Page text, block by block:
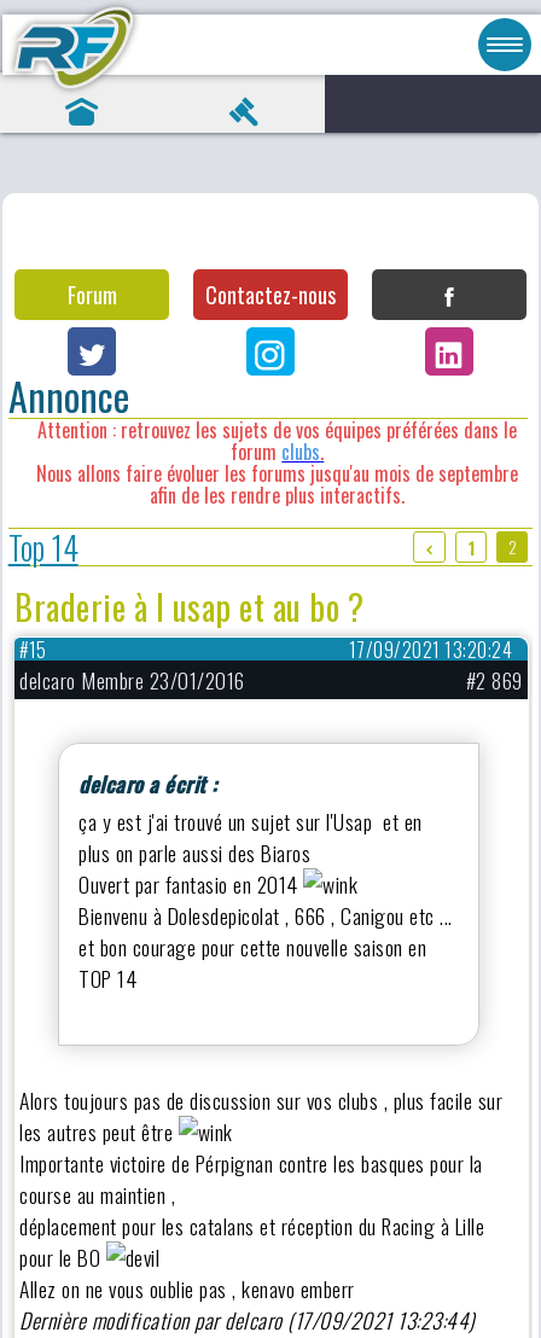
Forum Contactez-nous
Annonce
Attention : retrouvez les sujets de vos équipes préférées dans le
forum clubs.
Nous allons faire évoluer les forums jusqu'au mois de septembre
afin de les rendre plus interactifs.
Top 14 1 2
Braderie à l usap et au bo ?
17/09/2021 13:20:24
#15
delcaro Membre 23/01/2016 #2 869
delcaro a écrit :
ça y est j'ai trouvé un sujet sur l'Usap et en
plus on parle aussi des Biaros
Ouvert par fantasio en 2014
Bienvenu à Dolesdepicolat , 666 , Canigou etc ...
et bon courage pour cette nouvelle saison en
TOP 14
Alors toujours pas de discussion sur vos clubs , plus facile sur
les autres peut être
Importante victoire de Pérpignan contre les basques pour la
course au maintien ,
déplacement pour les catalans et réception du Racing à Lille
pour le BO
Allez on ne vous oublie pas , kenavo emberr
Dernière modification par delcaro (17/09/2021 13:23:44)